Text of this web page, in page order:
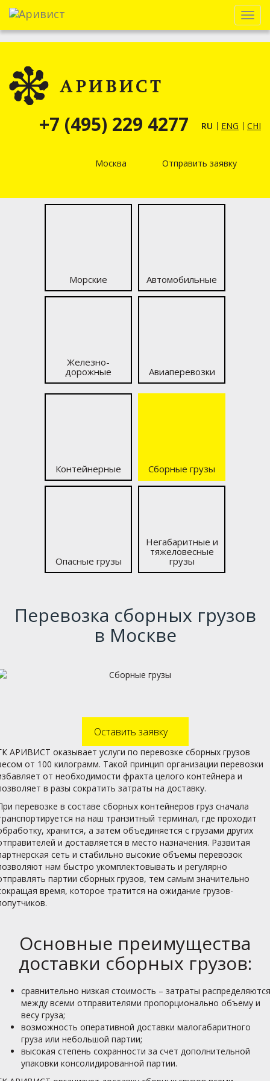
Menu
+7 (495) 229 4277 RU ENG CHI
Москва Отправить заявку
Морские Автомобильные
Железно­
дорожные
Авиаперевозки
Контейнерные Сборные грузы
Опасные грузы
Негабаритные и
тяжело­весные
грузы
Перевозка сборных грузов
в Москве
Оставить заявку
АРИВИСТ оказывает услуги по перевозке сборных грузов
от 100 килограмм. Такой принцип организации перевозки
от необходимости фрахта целого контейнера и
в разы сократить затраты на доставку.
перевозке в составе сборных контейнеров груз сначала
на наш транзитный терминал, где проходит
хранится, а затем объединяется с грузами других
и доставляется в место назначения. Развитая
сеть и стабильно высокие объемы перевозок
нам быстро укомплектовывать и регулярно
партии сборных грузов, тем самым значительно
время, которое тратится на ожидание грузов-
Основные преимущества
доставки сборных грузов:
сравнительно низкая стоимость – затраты распределяются
между всеми отправителями пропорционально объему и
весу груза;
возможность оперативной доставки малогабаритного
груза или небольшой партии;
высокая степень сохранности за счет дополнительной
упаковки консолидированной партии.